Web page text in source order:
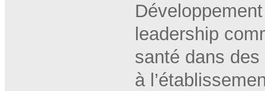
leadership
santé dans des
à